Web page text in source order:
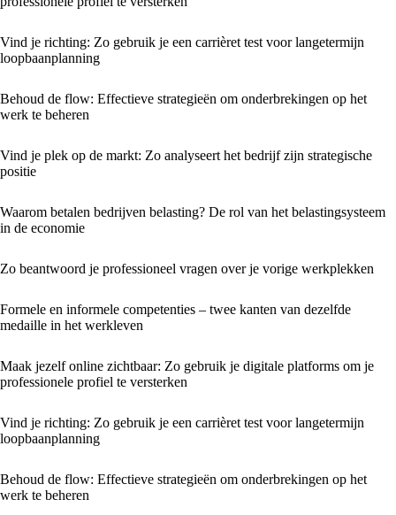
Vind je richting: Zo gebruik je een carrièret test voor langetermijn
loopbaanplanning
Behoud de flow: Effectieve strategieën om onderbrekingen op het
werk te beheren
Vind je plek op de markt: Zo analyseert het bedrijf zijn strategische
positie
Waarom betalen bedrijven belasting? De rol van het belastingsysteem
in de economie
Zo beantwoord je professioneel vragen over je vorige werkplekken
Formele en informele competenties – twee kanten van dezelfde
medaille in het werkleven
Maak jezelf online zichtbaar: Zo gebruik je digitale platforms om je
professionele profiel te versterken
Vind je richting: Zo gebruik je een carrièret test voor langetermijn
loopbaanplanning
Behoud de flow: Effectieve strategieën om onderbrekingen op het
werk te beheren